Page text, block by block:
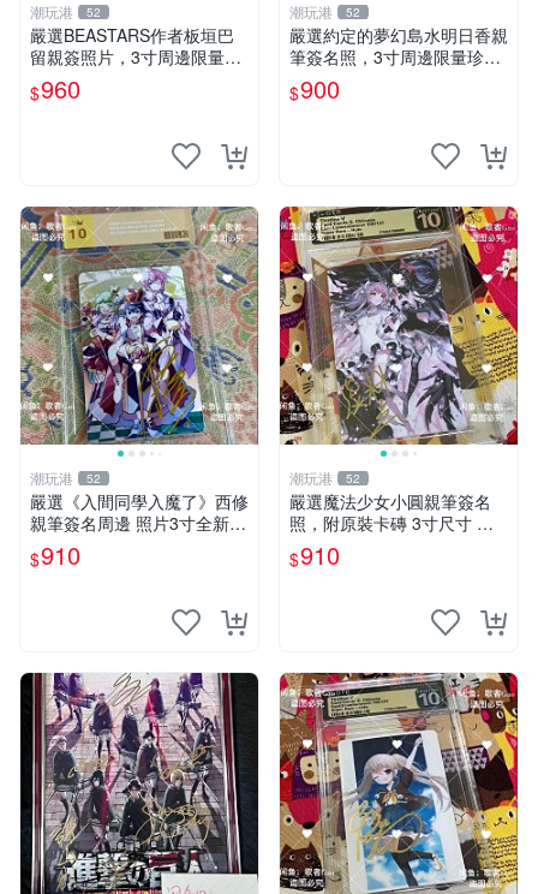
潮玩港 52
嚴選BEASTARS作者板垣巴
留親簽照片，3寸周邊限量收
藏 BEASTARS 作者 經典 細
節收藏
$960
潮玩港 52
嚴選約定的夢幻島水明日香親
筆簽名照，3寸周邊限量珍藏
紙質佳 附卡磚 約定的夢幻島
筆記本 名人照
$900
潮玩港 52
嚴選《入間同學入魔了》西修
親筆簽名周邊 照片3寸全新含
卡磚 收藏推薦 鏡像照片 周邊
收藏
$910
潮玩港 52
嚴選魔法少女小圓親筆簽名
照，附原裝卡磚 3寸尺寸 親
簽紀念品 小圓周邊 畫集 監督
親筆
$910